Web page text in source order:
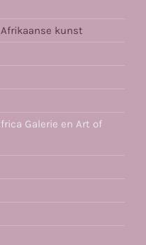
kunst
Galerie en Art of